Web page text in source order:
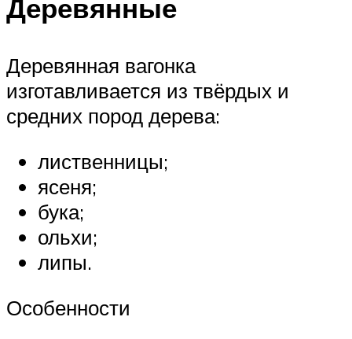
Деревянные
Деревянная вагонка
изготавливается из твёрдых и
средних пород дерева:
лиственницы;
ясеня;
бука;
ольхи;
липы.
Особенности